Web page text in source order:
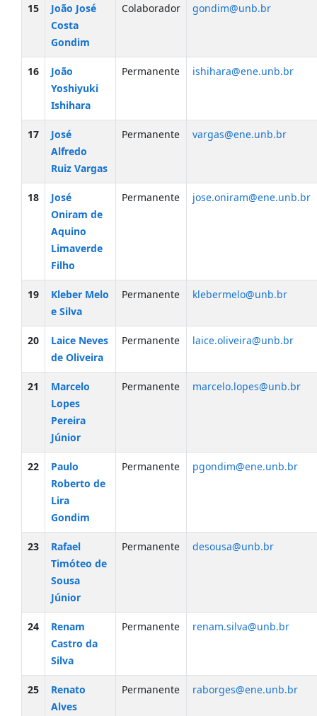
15
João José
Costa
Gondim
Colaborador gondim@unb.br
16
João
Yoshiyuki
Ishihara
Permanente ishihara@ene.unb.br
17
José
Alfredo
Ruiz Vargas
Permanente vargas@ene.unb.br
18
José
Oniram de
Aquino
Limaverde
Filho
Permanente jose.oniram@ene.unb.br
19
Kleber Melo
e Silva
Permanente klebermelo@unb.br
20
Laice Neves
de Oliveira
Permanente laice.oliveira@unb.br
21
Marcelo
Lopes
Pereira
Júnior
Permanente marcelo.lopes@unb.br
22
Paulo
Roberto de
Lira
Gondim
Permanente pgondim@ene.unb.br
23
Rafael
Timóteo de
Sousa
Júnior
Permanente desousa@unb.br
24
Renam
Castro da
Silva
Permanente renam.silva@unb.br
25
Renato
Alves
Permanente raborges@ene.unb.br